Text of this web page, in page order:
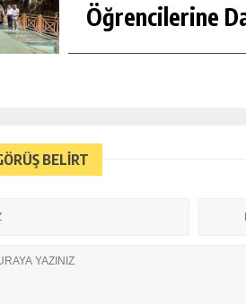
Öğrencilerine
BELİRT